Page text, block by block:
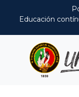
Educación